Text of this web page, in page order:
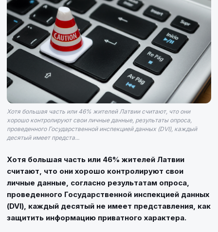
Хотя большая часть или 46% жителей Латвии считают, что они
хорошо контролируют свои личные данные, результаты опроса,
проведенного Государственной инспекцией данных (DVI), каждый
десятый имеет предста...
Хотя большая часть или 46% жителей Латвии
считают, что они хорошо контролируют свои
личные данные, согласно результатам опроса,
проведенного Государственной инспекцией данных
(DVI), каждый десятый не имеет представления, как
защитить информацию приватного характера.